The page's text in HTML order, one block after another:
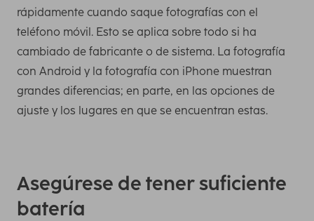
rápidamente cuando saque fotografías con el
teléfono móvil. Esto se aplica sobre todo si ha
cambiado de fabricante o de sistema. La fotografía
con Android y la fotografía con iPhone muestran
grandes diferencias; en parte, en las opciones de
ajuste y los lugares en que se encuentran estas.
Asegúrese de tener suficiente
batería